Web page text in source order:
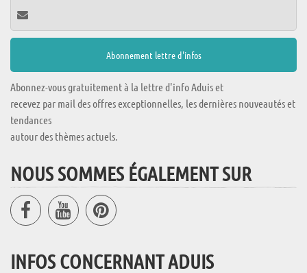
Abonnez-vous gratuitement à la lettre d'info Aduis et
recevez par mail des offres exceptionnelles, les dernières nouveautés et
tendances
autour des thèmes actuels.
NOUS SOMMES ÉGALEMENT SUR
INFOS CONCERNANT ADUIS